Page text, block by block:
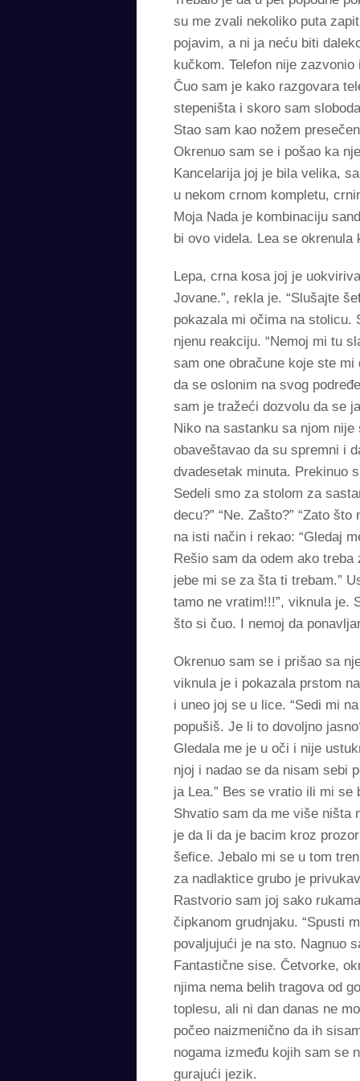
su me zvali nekoliko puta
pojavim, a ni ja neću biti
kučkom. Telefon nije
Čuo sam je kako razgovara
stepeništa i skoro sam
Stao sam kao nožem
Okrenuo sam se i pošao ka
Kancelarija joj je bila velika,
u nekom crnom kompletu,
Moja Nada je kombinaciju
bi ovo videla. Lea se okrenula
Lepa, crna kosa joj je
Jovane.”, rekla je. “Slušajte
pokazala mi očima na stolicu.
njenu reakciju. “Nemoj mi tu
sam one obračune koje ste mi
da se oslonim na svog
sam je tražeći dozvolu da se
Niko na sastanku sa njom
obaveštavao da su spremni i
dvadesetak minuta. Prekinuo
Sedeli smo za stolom za
decu?” “Ne. Zašto?” “Zato
na isti način i rekao: “Gledaj
Rešio sam da odem ako treba
jebe mi se za šta ti trebam.”
tamo ne vratim!!!”, viknula je.
što si čuo. I nemoj da
Okrenuo sam se i prišao sa
viknula je i pokazala prstom
i uneo joj se u lice. “Sedi mi
popušiš. Je li to dovoljno
Gledala me je u oči i nije
njoj i nadao se da nisam sebi
ja Lea.” Bes se vratio ili mi se
Shvatio sam da me više ništa
je da li da je bacim kroz
šefice. Jebalo mi se u tom
za nadlaktice grubo je
Rastvorio sam joj sako
čipkanom grudnjaku. “Spusti
povaljujući je na sto. Nagnuo
Fantastične sise. Četvorke,
njima nema belih tragova od
toplesu, ali ni dan danas ne
počeo naizmenično da ih
nogama između kojih sam se
gurajući jezik.